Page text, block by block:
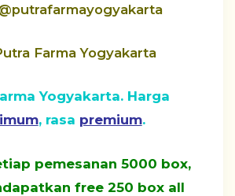
Farma Yogyakarta
Yogyakarta. Harga
, rasa premium.
pemesanan 5000 box,
free 250 box all